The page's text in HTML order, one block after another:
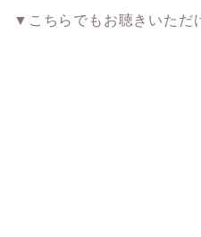
▼こちらでもお聴きいただ